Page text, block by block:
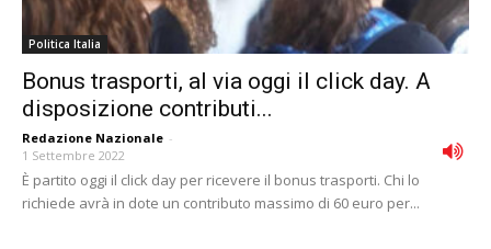
Politica Italia
Bonus trasporti, al via oggi il click day. A
disposizione contributi...
Redazione Nazionale -
1 Settembre 2022
È partito oggi il click day per ricevere il bonus trasporti. Chi lo
richiede avrà in dote un contributo massimo di 60 euro per...